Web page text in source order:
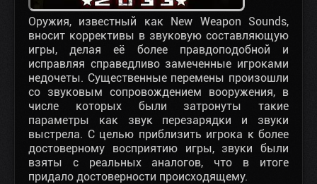
Оружия, известный как New Weapon Sounds,
вносит коррективы в звуковую составляющую
игры, делая её более правдоподобной и
исправляя справедливо замеченные игроками
недочеты. Существенные перемены произошли
со звуковым сопровождением вооружения, в
числе которых были затронуты такие
параметры как звук перезарядки и звуки
выстрела. С целью приблизить игрока к более
достоверному восприятию игры, звуки были
взяты с реальных аналогов, что в итоге
придало достоверности происходящему.